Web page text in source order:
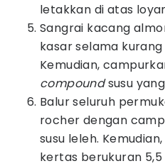
letakkan di atas
Sangrai kacang
kasar selama kurang
Kemudian,
compoundsusu
Balur seluruh
rocher dengan
susu leleh.
kertas berukuran